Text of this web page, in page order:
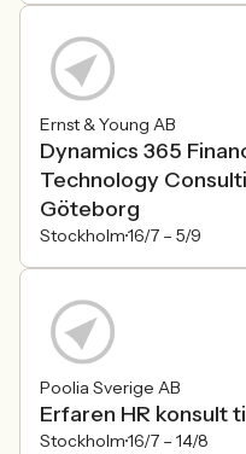
Ernst & Young AB
Dynamics 365
Technology
Göteborg
Stockholm16/7 – 5/9
Poolia Sverige AB
Erfaren HR konsult
Stockholm16/7 – 14/8